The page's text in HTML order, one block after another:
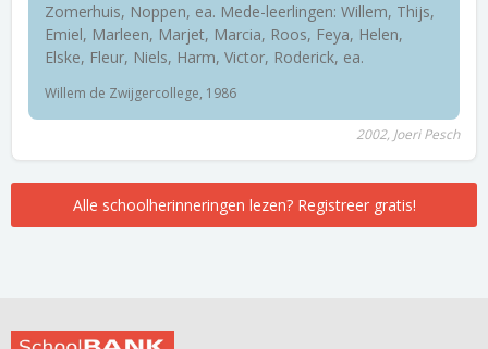
Zomerhuis, Noppen, ea. Mede-leerlingen: Willem, Thijs,
Emiel, Marleen, Marjet, Marcia, Roos, Feya, Helen,
Elske, Fleur, Niels, Harm, Victor, Roderick, ea.
Willem de Zwijgercollege, 1986
2002, Joeri Pesch
Alle schoolherinneringen lezen? Registreer gratis!